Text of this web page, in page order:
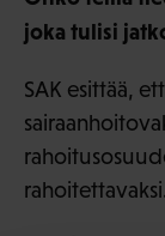
joka tulisi
SAK esittää,
rahoitettavaksi.